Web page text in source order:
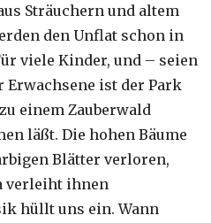
Sträuchern und altem
den Unflat schon in
viele Kinder, und – seien
ist der Park
einem Zauberwald
läßt. Die hohen Bäume
Blätter verloren,
verleiht ihnen
hüllt uns ein. Wann